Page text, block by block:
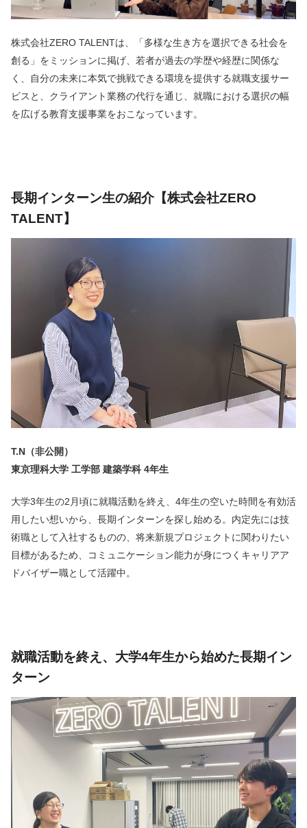
株式会社ZERO TALENTは、「多様な生き方を選択できる社会を
創る」をミッションに掲げ、若者が過去の学歴や経歴に関係な
く、自分の未来に本気で挑戦できる環境を提供する就職支援サー
ビスと、クライアント業務の代行を通じ、就職における選択の幅
を広げる教育支援事業をおこなっています。
長期インターン生の紹介【株式会社ZERO
TALENT】
T.N（非公開）
東京理科大学 工学部 建築学科 4年生
大学3年生の2月頃に就職活動を終え、4年生の空いた時間を有効活
用したい想いから、長期インターンを探し始める。内定先には技
術職として入社するものの、将来新規プロジェクトに関わりたい
目標があるため、コミュニケーション能力が身につくキャリアア
ドバイザー職として活躍中。
就職活動を終え、大学4年生から始めた長期イン
ターン